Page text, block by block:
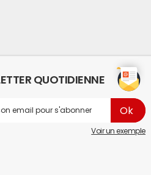
QUOTIDIENNE
Voir un exemple